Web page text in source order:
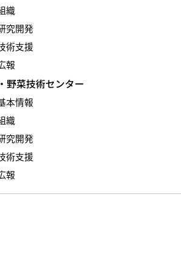
織
究開発
術支援
報
野菜技術センター
本情報
織
究開発
術支援
報